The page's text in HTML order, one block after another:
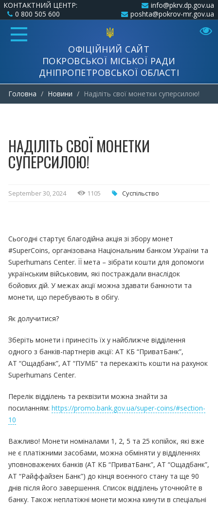
КОНТАКТНИЙ ЦЕНТР:
0 800 505 600
info@pkrv.dp.gov.ua
poshta@pokrov-mr.gov.ua
ОФІЦІЙНИЙ САЙТ
ПОКРОВСЬКОЇ МІСЬКОЇ РАДИ
ДНІПРОПЕТРОВСЬКОЇ ОБЛАСТІ
Головна Новини Наділіть свої монетки суперсилою!
НАДІЛІТЬ СВОЇ МОНЕТКИ
СУПЕРСИЛОЮ!
September 30, 2024 1105 Суспільство
Сьогодні стартує благодійна акція зі збору монет
#SuperCoins, організована Національним банком України та
Superhumans Center. ЇЇ мета – зібрати кошти для допомоги
українським військовим, які постраждали внаслідок
бойових дій. У межах акції можна здавати банкноти та
монети, що перебувають в обігу.
Як долучитися?
Зберіть монети і принесіть їх у найближче відділення
одного з банків-партнерів акції: АТ КБ “ПриватБанк”,
АТ “Ощадбанк”, АТ “ПУМБ” та перекажіть кошти на рахунок
Superhumans Center.
Перелік відділень та реквізити можна знайти за
посиланням:https://promo.bank.gov.ua/super-coins/#section-
10
Важливо! Монети номіналами 1, 2, 5 та 25 копійок, які вже
не є платіжними засобами, можна обміняти у відділеннях
уповноважених банків (АТ КБ “ПриватБанк”, АТ “Ощадбанк”,
АТ “Райффайзен Банк”) до кінця воєнного стану та ще 90
днів після його завершення. Список відділень уточнюйте в
банку. Також неплатіжні монети можна кинути в спеціальні